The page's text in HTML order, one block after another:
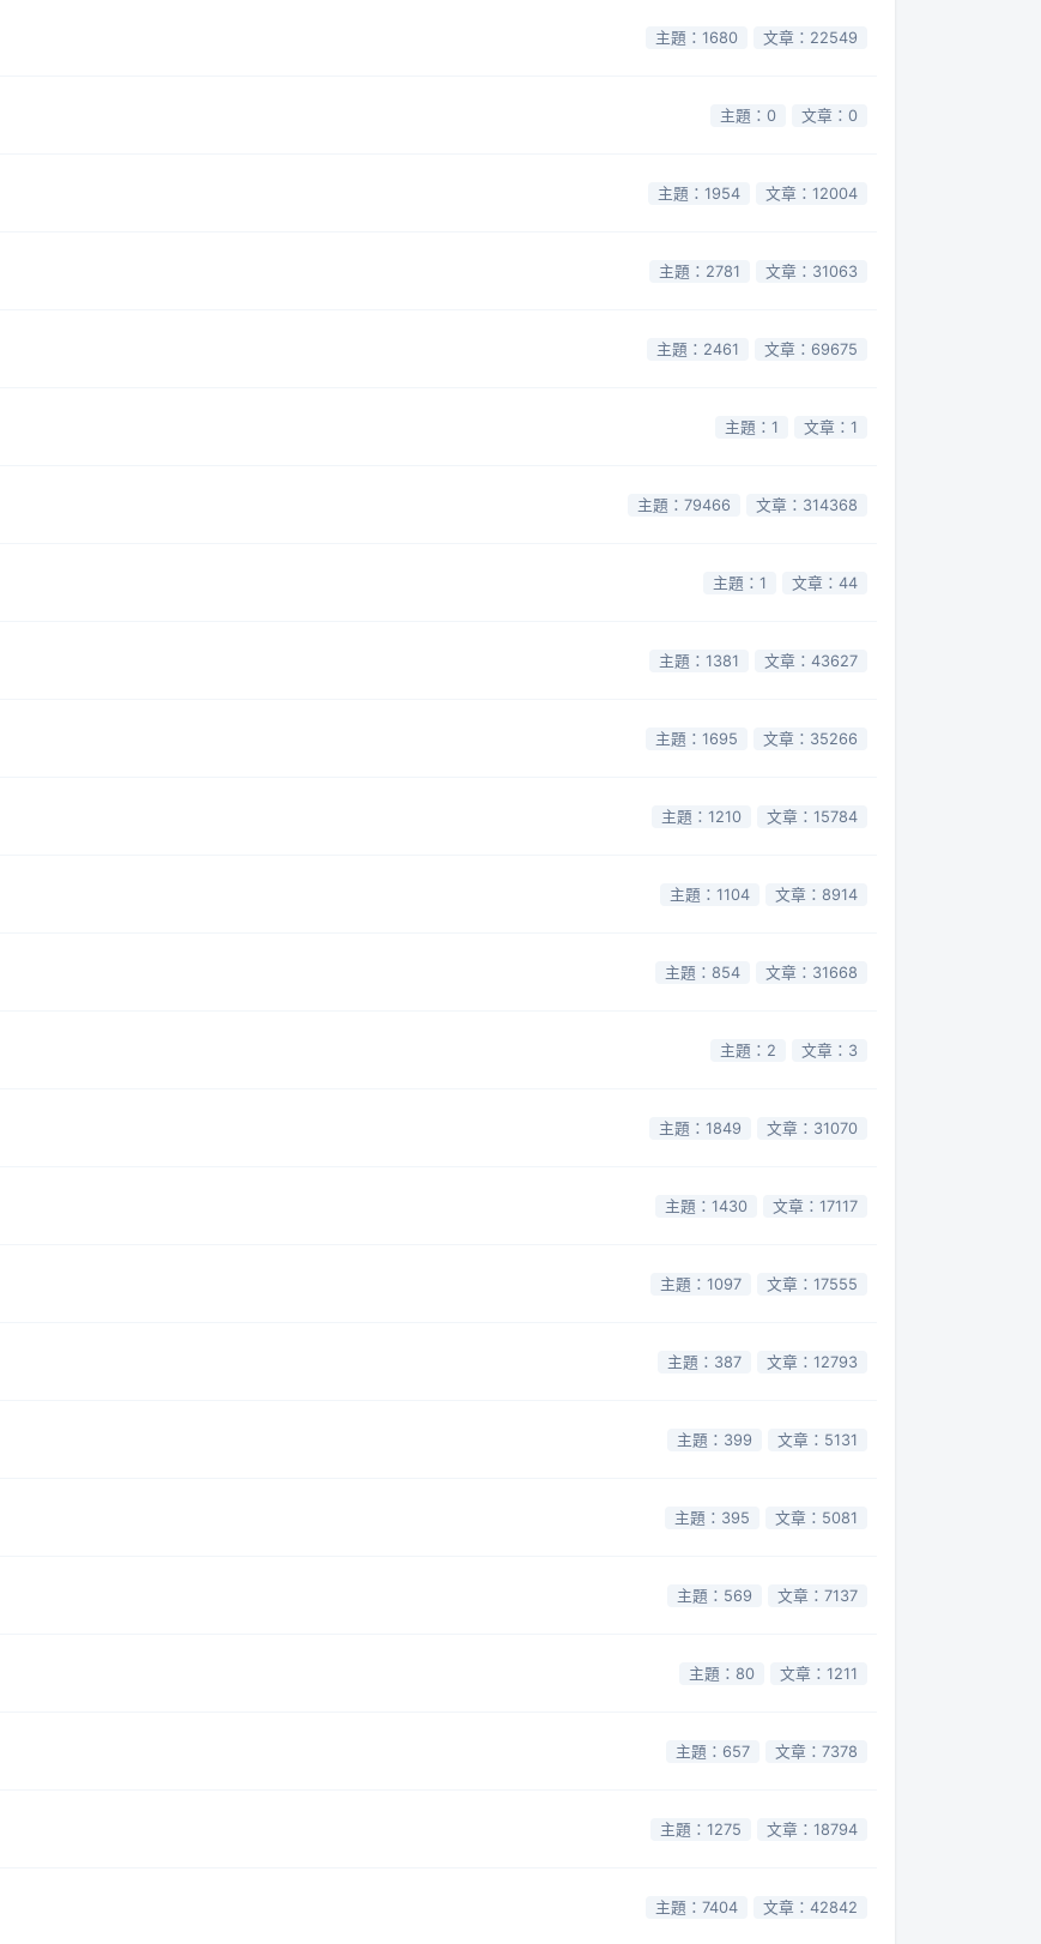
主題：1680 文章：22549
主題：0 文章：0
主題：1954 文章：12004
主題：2781 文章：31063
主題：2461 文章：69675
主題：1 文章：1
主題：79466 文章：314368
主題：1 文章：44
主題：1381 文章：43627
主題：1695 文章：35266
主題：1210 文章：15784
主題：1104 文章：8914
主題：854 文章：31668
主題：2 文章：3
主題：1849 文章：31070
主題：1430 文章：17117
主題：1097 文章：17555
主題：387 文章：12793
主題：399 文章：5131
主題：395 文章：5081
主題：569 文章：7137
主題：80 文章：1211
主題：657 文章：7378
主題：1275 文章：18794
主題：7404 文章：42842